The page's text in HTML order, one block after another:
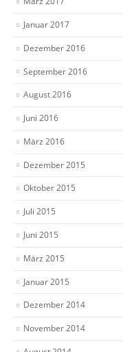
Januar 2017
Dezember 2016
September 2016
August 2016
Juni 2016
März 2016
Dezember 2015
Oktober 2015
Juli 2015
Juni 2015
März 2015
Januar 2015
Dezember 2014
November 2014